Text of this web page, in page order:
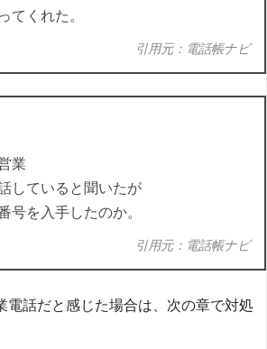
てくれた。
引用元：電話帳ナビ
業
していると聞いたが
号を入手したのか。
引用元：電話帳ナビ
電話だと感じた場合は、次の章で対処